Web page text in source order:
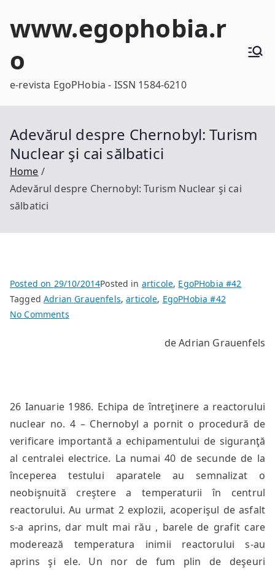
www.egophobia.r
o
e-revista EgoPHobia - ISSN 1584-6210
Adevărul despre Chernobyl: Turism
Nuclear şi cai sălbatici
Home
Adevărul despre Chernobyl: Turism Nuclear şi cai
sălbatici
Posted on 29/10/2014Posted in articole, EgoPHobia #42
TaggedAdrian Grauenfels,articole, EgoPHobia #42
No Commentson
şi
cai
sălbatici
de Adrian Grauenfels
26 Ianuarie 1986. Echipa de întreţinere a reactorului
nuclear no. 4 – Chernobyl a pornit o procedură de
verificare importantă a echipamentului de siguranţă
al centralei electrice. La numai 40 de secunde de la
începerea testului aparatele au semnalizat o
neobişnuită creştere a temperaturii în centrul
reactorului. Au urmat 2 explozii, acoperişul de asfalt
s-a aprins, dar mult mai rău , barele de grafit care
moderează temperatura inimii reactorului s-au
aprins şi ele. Un nor de fum plin de deşeuri